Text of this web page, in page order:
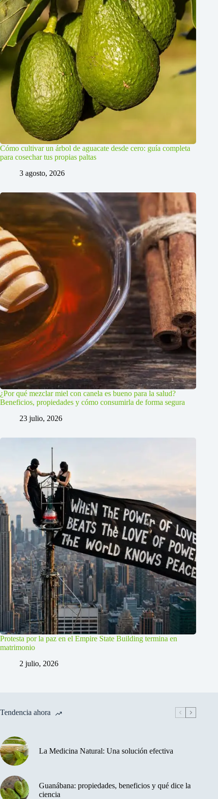
Cómo cultivar un árbol de aguacate desde cero: guía completa
para cosechar tus propias paltas
3 agosto, 2026
¿Por qué mezclar miel con canela es bueno para la salud?
Beneficios, propiedades y cómo consumirla de forma segura
23 julio, 2026
Protesta por la paz en el Empire State Building termina en
matrimonio
2 julio, 2026
Tendencia ahora
La Medicina Natural: Una solución efectiva
Guanábana: propiedades, beneficios y qué dice la
ciencia